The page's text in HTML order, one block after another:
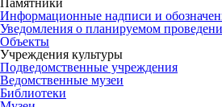
Памятники
Информационные надписи и
Уведомления о планируемом
Объекты
Учреждения культуры
Подведомственные учреждения
Ведомственные музеи
Библиотеки